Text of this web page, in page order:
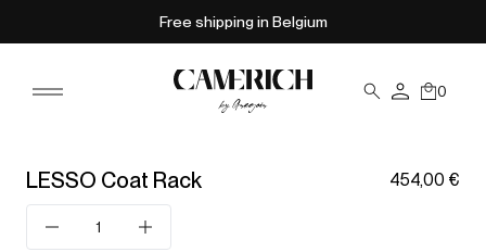
Free shipping in Belgium
0
LESSO Coat Rack 454,00 €